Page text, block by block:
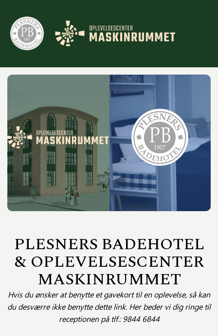
PLESNERS BADEHOTEL
& OPLEVELSESCENTER
MASKINRUMMET
Hvis du ønsker at benytte et gavekort til en oplevelse, så kan
du desværre ikke benytte dette link. Her beder vi dig ringe til
receptionen på tlf.: 9844 6844